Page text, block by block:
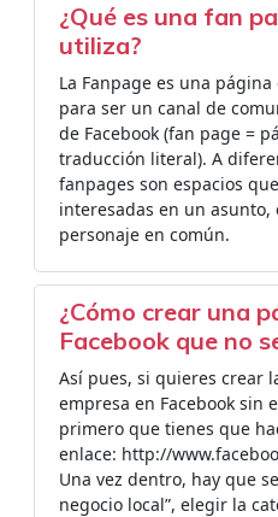
¿Qué es una fan
utiliza?
La Fanpage es una
para ser un canal de
de Facebook (fan page =
traducción literal). A
fanpages son espacios
interesadas en un asunto,
personaje en común.
¿Cómo crear una
Facebook que no
Así pues, si quieres crear
empresa en Facebook sin
primero que tienes que
enlace: http://
Una vez dentro, hay que
negocio local”, elegir la